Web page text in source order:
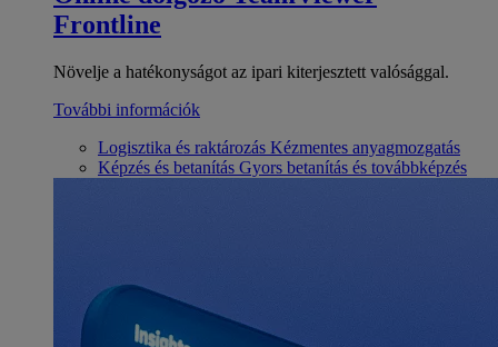
Frontline
Növelje a hatékonyságot az ipari kiterjesztett valósággal.
További információk
Logisztika és raktározás Kézmentes anyagmozgatás
Képzés és betanítás Gyors betanítás és továbbképzés